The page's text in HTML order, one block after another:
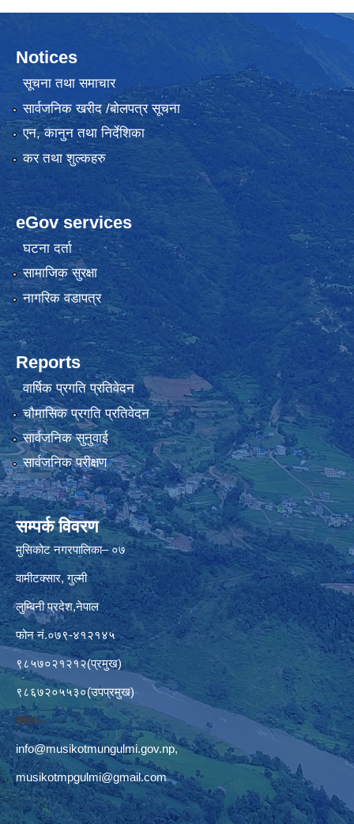
Notices
सूचना तथा समाचार
सार्वजनिक खरीद /बोलपत्र सूचना
एन, कानुन तथा निर्देशिका
कर तथा शुल्कहरु
eGov services
घटना दर्ता
सामाजिक सुरक्षा
नागरिक वडापत्र
Reports
वार्षिक प्रगति प्रतिवेदन
चौमासिक प्रगति प्रतिवेदन
सार्वजनिक सुनुवाई
सार्वजनिक परीक्षण
सम्पर्क विवरण
मुसिकोट नगरपालिका– ०७
वामीटक्सार, गुल्मी
लुम्बिनी प्रदेश,नेपाल
फोन नं.०७९-४१२१४५
९८५७०२१२१२(प्रमुख)
९८६७२०५५३०(उपप्रमुख)
इमेलः–
info@musikotmungulmi.gov.np,
musikotmpgulmi@gmail.com